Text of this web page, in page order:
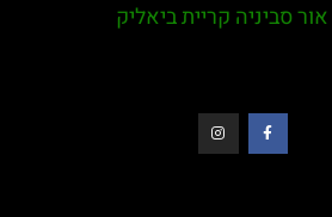
קריית ביאליק